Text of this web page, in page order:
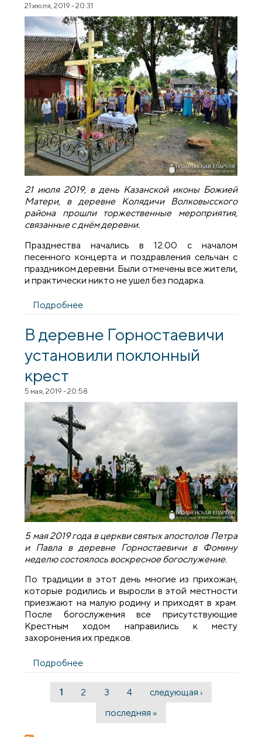
21 июля, 2019 - 20:31
21 июля 2019, в день Казанской иконы Божией
Матери, в деревне Колядичи Волковысского
района прошли торжественные мероприятия,
связанные с днём деревни.
Празднества начались в 12.00 с началом
песенного концерта и поздравления сельчан с
праздником деревни. Были отмечены все жители,
и практически никто не ушел без подарка.
Подробнее
поклонный крест
В деревне Горностаевичи
установили поклонный
крест
5 мая, 2019 - 20:58
5 мая 2019 года в церкви святых апостолов Петра
и Павла в деревне Горностаевичи в Фомину
неделю состоялось воскресное богослужение.
По традиции в этот день многие из прихожан,
которые родились и выросли в этой местности
приезжают на малую родину и приходят в храм.
После богослужения все присутствующие
Крестным ходом направились к месту
захоронения их предков.
Подробнее
поклонный крест
Страницы
1 2 3 4
следующая ›
последняя »